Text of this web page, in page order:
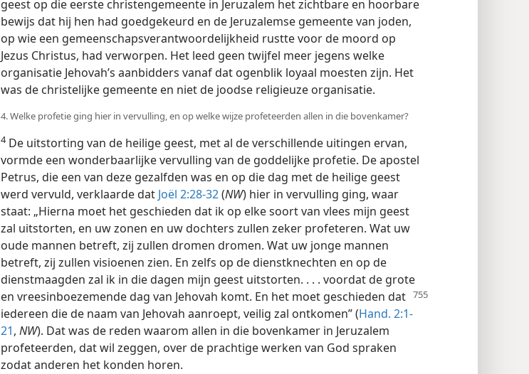
geest op die eerste christengemeente in Jeruzalem het zichtbare en hoorbare
bewijs dat hij hen had goedgekeurd en de Jeruzalemse gemeente van joden,
op wie een gemeenschapsverantwoordelijkheid rustte voor de moord op
Jezus Christus, had verworpen. Het leed geen twijfel meer jegens welke
organisatie Jehovah’s aanbidders vanaf dat ogenblik loyaal moesten zijn. Het
was de christelijke gemeente en niet de joodse religieuze organisatie.
4. Welke profetie ging hier in vervulling, en op welke wijze profeteerden allen in die bovenkamer?
4De uitstorting van de heilige geest, met al de verschillende uitingen ervan,
vormde een wonderbaarlijke vervulling van de goddelijke profetie. De apostel
Petrus, die een van deze gezalfden was en op die dag met de heilige geest
werd vervuld, verklaarde dat Joël 2:28-32(NW) hier in vervulling ging, waar
staat: „Hierna moet het geschieden dat ik op elke soort van vlees mijn geest
zal uitstorten, en uw zonen en uw dochters zullen zeker profeteren. Wat uw
oude mannen betreft, zij zullen dromen dromen. Wat uw jonge mannen
betreft, zij zullen visioenen zien. En zelfs op de dienstknechten en op de
dienstmaagden zal ik in die dagen mijn geest uitstorten. . . . voordat de grote
en vreesinboezemende dag van Jehovah komt. En het moet geschieden dat
iedereen die de naam van Jehovah aanroept, veilig zal ontkomen” (Hand. 2:1-
21, NW). Dat was de reden waarom allen in die bovenkamer in Jeruzalem
profeteerden, dat wil zeggen, over de prachtige werken van God spraken
zodat anderen het konden horen.